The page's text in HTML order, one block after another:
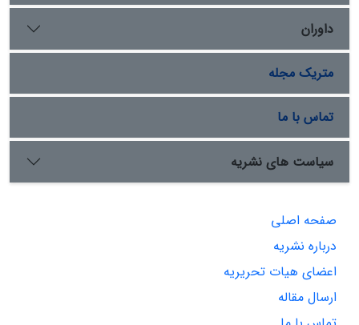
داوران
متریک مجله
تماس با ما
سیاست های نشریه
صفحه اصلی
درباره نشریه
اعضای هیات تحریریه
ارسال مقاله